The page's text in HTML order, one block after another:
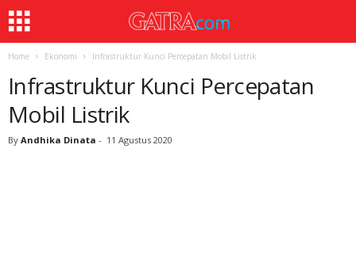
Home Ekonomi Infrastruktur Kunci Percepatan Mobil Listrik
Infrastruktur Kunci Percepatan
Mobil Listrik
By Andhika Dinata - 11 Agustus 2020